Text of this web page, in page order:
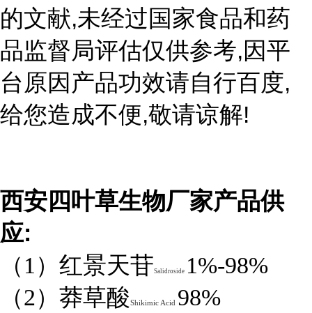
的文献,未经过国家食品和药
品监督局评估仅供参考,因平
台原因产品功效请自行百度,
给您造成不便,敬请谅解!
西安四叶草生物厂家产品供
应:
（1）红景天苷Salidroside 1%-98%
（2）莽草酸Shikimic Acid 98%